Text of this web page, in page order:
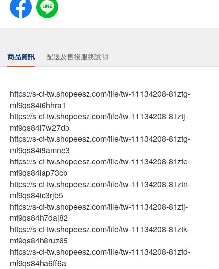
商品資訊 配送及售後服務說明
https://s-cf-tw.shopeesz.com/file/tw-11134208-81ztg-
mf9qs84i6hhra1
https://s-cf-tw.shopeesz.com/file/tw-11134208-81ztj-
mf9qs84i7w27db
https://s-cf-tw.shopeesz.com/file/tw-11134208-81ztg-
mf9qs84i9amne3
https://s-cf-tw.shopeesz.com/file/tw-11134208-81zte-
mf9qs84iap73cb
https://s-cf-tw.shopeesz.com/file/tw-11134208-81ztn-
mf9qs84ic3rjb5
https://s-cf-tw.shopeesz.com/file/tw-11134208-81ztj-
mf9qs84h7daj82
https://s-cf-tw.shopeesz.com/file/tw-11134208-81ztk-
mf9qs84h8ruz65
https://s-cf-tw.shopeesz.com/file/tw-11134208-81ztd-
mf9qs84ha6ff6a